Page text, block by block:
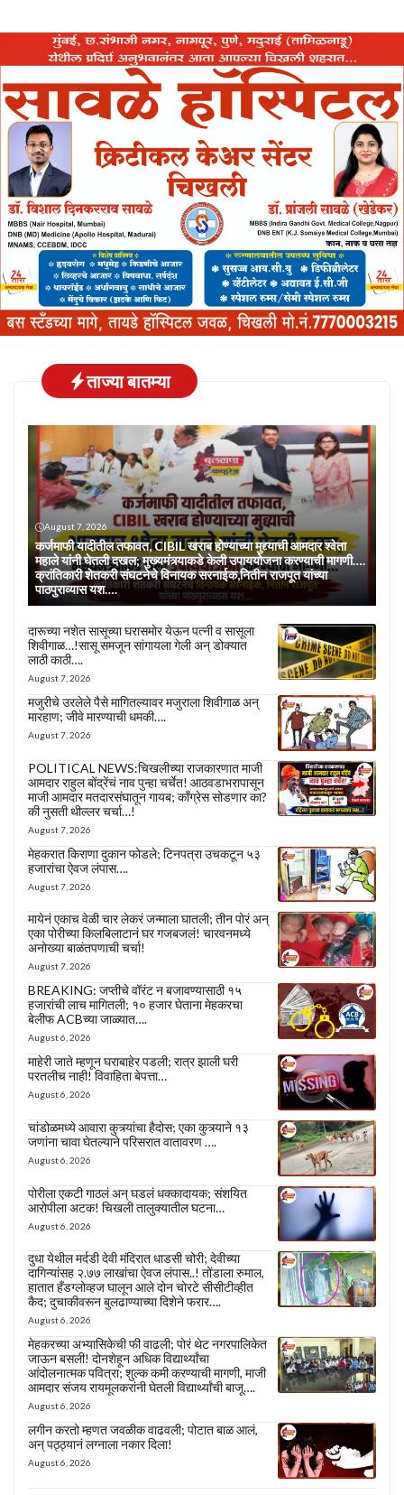
ताज्या बातम्या
August 7, 2026
कर्जमाफी यादीतील तफावत, CIBIL खराब होण्याच्या मुद्द्याची आमदार श्वेता
महाले यांनी घेतली दखल; मुख्यमंत्र्याकडे केली उपाययोजना करण्याची मागणी….
क्रांतिकारी शेतकरी संघटनेचे विनायक सरनाईक,नितीन राजपूत यांच्या
पाठपुराव्यास यश….
दारूच्या नशेत सासूच्या घरासमोर येऊन पत्नी व सासूला
शिवीगाळ…!सासू समजून सांगायला गेली अन् डोक्यात
लाठी काठी….
August 7, 2026
मजुरीचे उरलेले पैसे मागितल्यावर मजुराला शिवीगाळ अन्
मारहाण; जीवे मारण्याची धमकी….
August 7, 2026
POLITICAL NEWS:चिखलीच्या राजकारणात माजी
आमदार राहुल बोंद्रेंचं नाव पुन्हा चर्चेत! आठवडाभरापासून
माजी आमदार मतदारसंघातून गायब; काँग्रेस सोडणार का?
की नुसती थील्लर चर्चा…!
August 7, 2026
मेहकरात किराणा दुकान फोडले; टिनपत्रा उचकटून ५३
हजारांचा ऐवज लंपास….
August 7, 2026
मायेनं एकाच वेळी चार लेकरं जन्माला घातली; तीन पोरं अन्
एका पोरीच्या किलबिलाटानं घर गजबजलं! चारवनमध्ये
अनोख्या बाळंतपणाची चर्चा!
August 7, 2026
BREAKING: जप्तीचे वॉरंट न बजावण्यासाठी १५
हजारांची लाच मागितली; १० हजार घेताना मेहकरचा
बेलीफ ACBच्या जाळ्यात….
August 6, 2026
माहेरी जाते म्हणून घराबाहेर पडली; रात्र झाली घरी
परतलीच नाही! विवाहिता बेपत्ता…
August 6, 2026
चांडोळमध्ये आवारा कुत्र्यांचा हैदोस; एका कुत्र्याने १३
जणांना चावा घेतल्याने परिसरात वातावरण ….
August 6, 2026
पोरीला एकटी गाठलं अन् घडलं धक्कादायक; संशयित
आरोपीला अटक! चिखली तालुक्यातील घटना…
August 6, 2026
दुधा येथील मर्दडी देवी मंदिरात धाडसी चोरी; देवीच्या
दागिन्यांसह २.७७ लाखांचा ऐवज लंपास..! तोंडाला रुमाल,
हातात हँडग्लोव्हज घालून आले दोन चोरटे सीसीटीव्हीत
कैद; दुचाकीवरून बुलढाण्याच्या दिशेने फरार….
August 6, 2026
मेहकरच्या अभ्यासिकेची फी वाढली; पोरं थेट नगरपालिकेत
जाऊन बसली! दोनशेहून अधिक विद्यार्थ्यांचा
आंदोलनात्मक पवित्रा; शुल्क कमी करण्याची मागणी, माजी
आमदार संजय रायमूलकरांनी घेतली विद्यार्थ्यांची बाजू….
August 6, 2026
लगीन करतो म्हणत जवळीक वाढवली; पोटात बाळ आलं,
अन् पठ्ठ्यानं लग्नाला नकार दिला!
August 6, 2026